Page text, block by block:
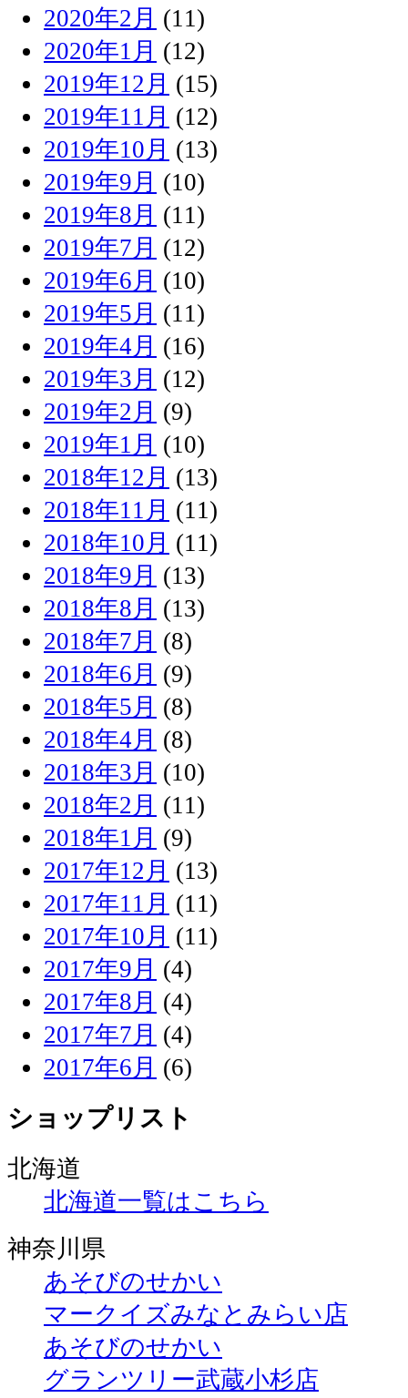
2020年2月 (11)
2020年1月 (12)
2019年12月 (15)
2019年11月 (12)
2019年10月 (13)
2019年9月 (10)
2019年8月 (11)
2019年7月 (12)
2019年6月 (10)
2019年5月 (11)
2019年4月 (16)
2019年3月 (12)
2019年2月 (9)
2019年1月 (10)
2018年12月 (13)
2018年11月 (11)
2018年10月 (11)
2018年9月 (13)
2018年8月 (13)
2018年7月 (8)
2018年6月 (9)
2018年5月 (8)
2018年4月 (8)
2018年3月 (10)
2018年2月 (11)
2018年1月 (9)
2017年12月 (13)
2017年11月 (11)
2017年10月 (11)
2017年9月 (4)
2017年8月 (4)
2017年7月 (4)
2017年6月 (6)
ショップリスト
北海道
北海道一覧はこちら
神奈川県
あそびのせかい
マークイズみなとみらい店
あそびのせかい
グランツリー武蔵小杉店